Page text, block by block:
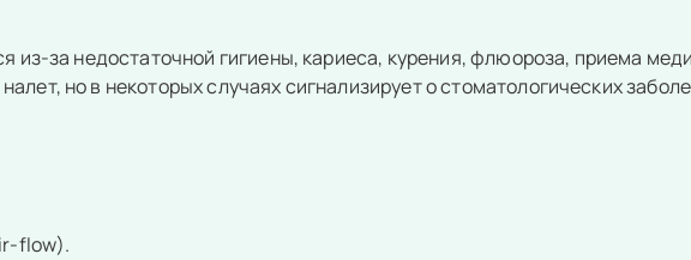
из-за недостаточной гигиены, кариеса, курения, флюороза, приема
но в некоторых случаях сигнализирует о стоматологических
flow).